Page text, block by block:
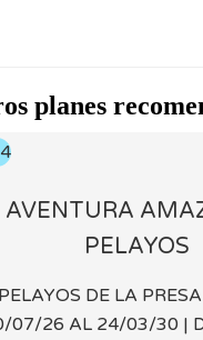
planes
AVENTURA
PELAYOS
PELAYOS DE LA
07/26 AL 24/03/30 |